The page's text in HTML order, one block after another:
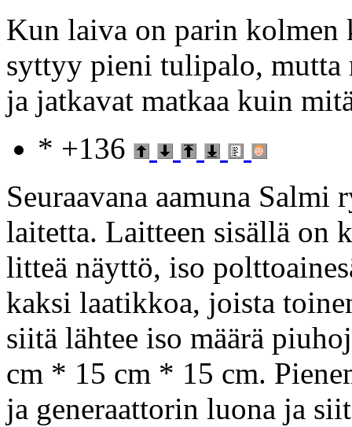
Kun laiva on parin kolmen
syttyy pieni tulipalo, mutta
ja jatkavat matkaa kuin
* +136
Seuraavana aamuna
laitetta. Laitteen sisällä on
litteä näyttö, iso
kaksi laatikkoa, joista
siitä lähtee iso määrä
cm * 15 cm * 15 cm.
ja generaattorin luona ja